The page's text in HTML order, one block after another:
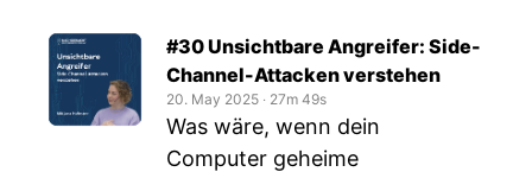
#30 Unsichtbare Angreifer: Side-
Channel-Attacken verstehen
20. May 2025 ‧ 27m 49s
Was wäre, wenn dein
Computer geheime